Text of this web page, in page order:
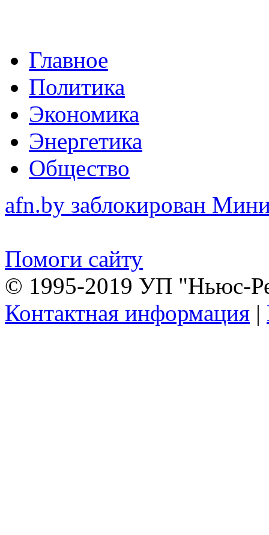
Главное
Политика
Экономика
Энергетика
Общество
afn.by заблокирован
Помоги сайту
© 1995-2019 УП "Ньюс-
Контактная информация |